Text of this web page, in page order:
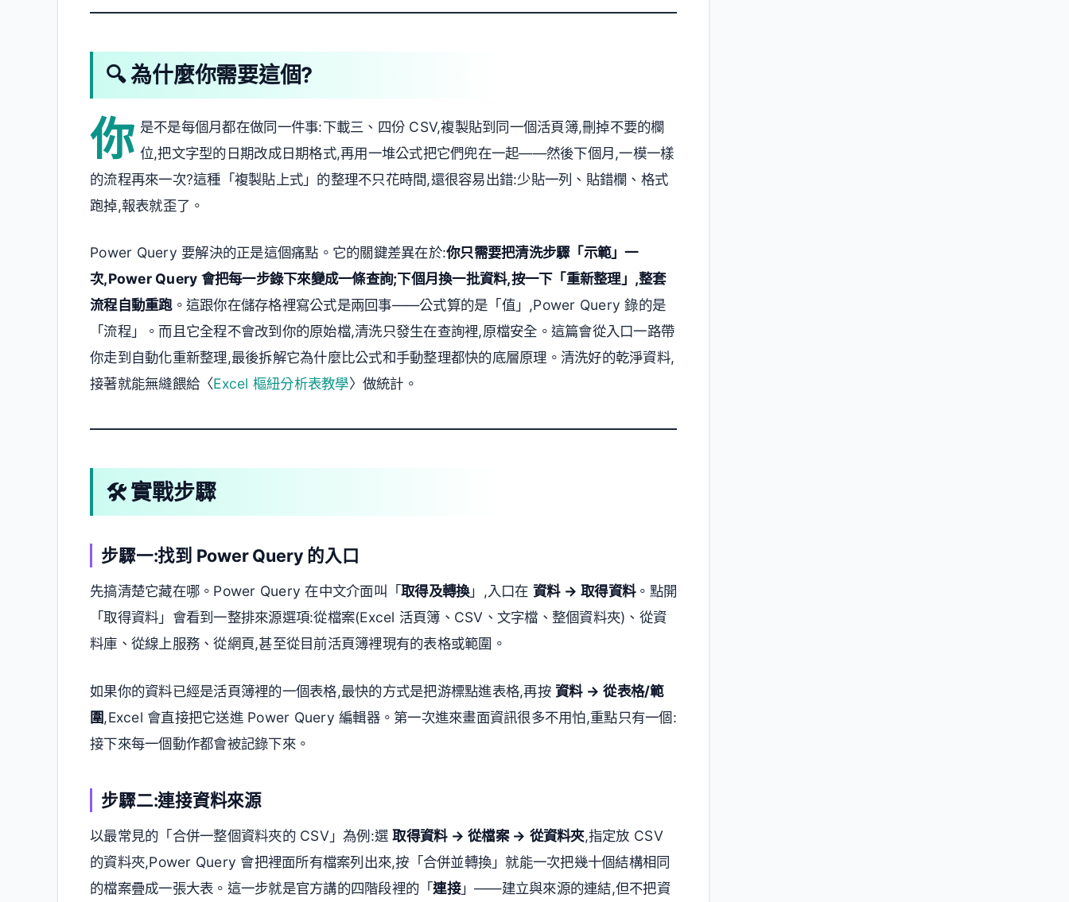
🔍 為什麼你需要這個?
你 是不是每個月都在做同一件事:下載三、四份 CSV,複製貼到同一個活頁簿,刪掉不要的欄
位,把文字型的日期改成日期格式,再用一堆公式把它們兜在一起——然後下個月,一模一樣
的流程再來一次?這種「複製貼上式」的整理不只花時間,還很容易出錯:少貼一列、貼錯欄、格式
跑掉,報表就歪了。
Power Query 要解決的正是這個痛點。它的關鍵差異在於:你只需要把清洗步驟「示範」一
次,Power Query 會把每一步錄下來變成一條查詢;下個月換一批資料,按一下「重新整理」,整套
流程自動重跑。這跟你在儲存格裡寫公式是兩回事——公式算的是「值」,Power Query 錄的是
「流程」。而且它全程不會改到你的原始檔,清洗只發生在查詢裡,原檔安全。這篇會從入口一路帶
你走到自動化重新整理,最後拆解它為什麼比公式和手動整理都快的底層原理。清洗好的乾淨資料,
接著就能無縫餵給〈Excel 樞紐分析表教學〉做統計。
🛠️ 實戰步驟
步驟一:找到 Power Query 的入口
先搞清楚它藏在哪。Power Query 在中文介面叫「取得及轉換」,入口在 資料 → 取得資料。點開
「取得資料」會看到一整排來源選項:從檔案(Excel 活頁簿、CSV、文字檔、整個資料夾)、從資
料庫、從線上服務、從網頁,甚至從目前活頁簿裡現有的表格或範圍。
如果你的資料已經是活頁簿裡的一個表格,最快的方式是把游標點進表格,再按資料 → 從表格/範
圍,Excel 會直接把它送進 Power Query 編輯器。第一次進來畫面資訊很多不用怕,重點只有一個:
接下來每一個動作都會被記錄下來。
步驟二:連接資料來源
以最常見的「合併一整個資料夾的 CSV」為例:選取得資料 → 從檔案 → 從資料夾,指定放 CSV
的資料夾,Power Query 會把裡面所有檔案列出來,按「合併並轉換」就能一次把幾十個結構相同
的檔案疊成一張大表。這一步就是官方講的四階段裡的「連接」——建立與來源的連結,但不把資